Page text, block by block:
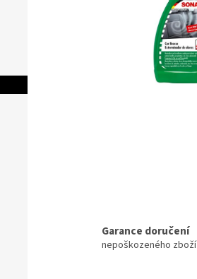
Garance doručení
nepoškozeného zboží